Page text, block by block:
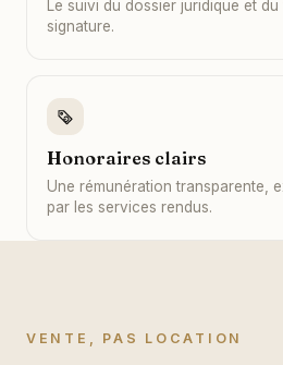
Le suivi du dossier juridique et
signature.
Honoraires clairs
Une rémunération transparente,
par les services rendus.
VENTE, PAS LOCATION